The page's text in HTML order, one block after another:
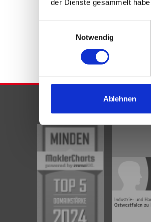
der Dienste gesammelt
Notwendig
Ablehnen
Mail